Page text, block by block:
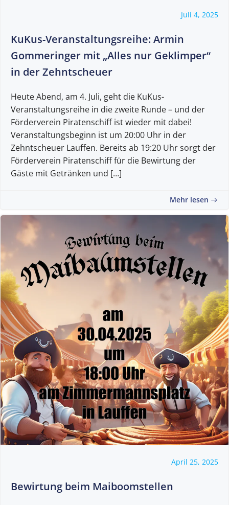
Juli 4, 2025
KuKus-Veranstaltungsreihe: Armin
Gommeringer mit „Alles nur Geklimper“
in der Zehntscheuer
Heute Abend, am 4. Juli, geht die KuKus-
Veranstaltungsreihe in die zweite Runde – und der
Förderverein Piratenschiff ist wieder mit dabei!
Veranstaltungsbeginn ist um 20:00 Uhr in der
Zehntscheuer Lauffen. Bereits ab 19:20 Uhr sorgt der
Förderverein Piratenschiff für die Bewirtung der
Gäste mit Getränken und […]
Mehr lesen
April 25, 2025
Bewirtung beim Maiboomstellen